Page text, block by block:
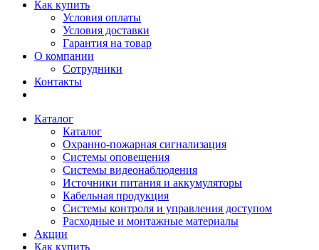
Как купить
Условия оплаты
Условия доставки
Гарантия на товар
О компании
Сотрудники
Контакты
Каталог
Каталог
Охранно-пожарная сигнализация
Системы оповещения
Системы видеонаблюдения
Источники питания и аккумуляторы
Кабельная продукция
Системы контроля и управления доступом
Расходные и монтажные материалы
Акции
Как купить